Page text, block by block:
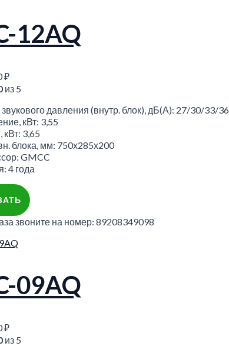
12AQ
₽
из 5
давления (внутр. блок), дБ(А): 27/30/33/36
кВт: 3,55
кВт: 3,65
блока, мм: 750х285х200
GMCC
4 года
звоните на номер: 89208349098
09AQ
₽
из 5